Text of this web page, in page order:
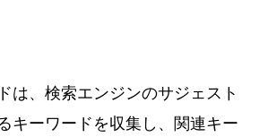
は、検索エンジンのサジェスト
キーワードを収集し、関連キー